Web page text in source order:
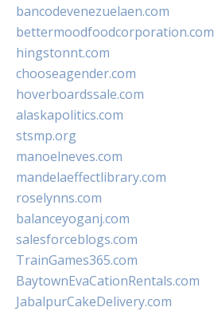
bancodevenezuelaen.com
bettermoodfoodcorporation.com
hingstonnt.com
chooseagender.com
hoverboardssale.com
alaskapolitics.com
stsmp.org
manoelneves.com
mandelaeffectlibrary.com
roselynns.com
balanceyoganj.com
salesforceblogs.com
TrainGames365.com
BaytownEvaCationRentals.com
JabalpurCakeDelivery.com